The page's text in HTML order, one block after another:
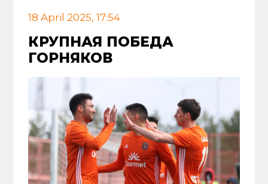
18 April 2025, 17:54
КРУПНАЯ ПОБЕДА
ГОРНЯКОВ